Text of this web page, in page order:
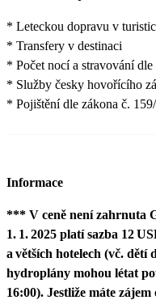
* Leteckou dopravu v
* Transfery v destinaci
* Počet nocí a stravování
* Služby česky hovořícího
* Pojištění dle zákona č.
Informace
*** V ceně není zahrnuta
1. 1. 2025 platí sazba 12
a větších hotelech (vč. dětí
hydroplány mohou létat
16:00). Jestliže máte